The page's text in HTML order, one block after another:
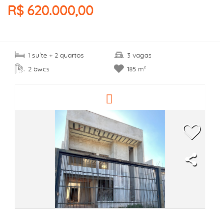
R$ 620.000,00
1 suíte + 2 quartos
2 bwcs
3 vagas
185 m²